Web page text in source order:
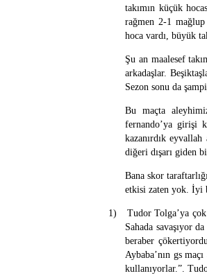
takımın küçük
rağmen 2-1
hoca vardı, büyük
Şu an maalesef
arkadaşlar.
Sezon sonu da
Bu maçta
fernando’ya girişi
kazanırdık
diğeri dışarı giden
Bana skor
etkisi zaten yok. İyi
1)
Tudor Tolga’ya
Sahada savaşıyor
beraber
Aybaba’nın gs
kullanıyorlar.”.